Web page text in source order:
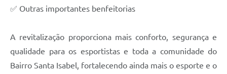
✅ Outras importantes benfeitorias
A revitalização proporciona mais conforto, segurança e
qualidade para os esportistas e toda a comunidade do
Bairro Santa Isabel, fortalecendo ainda mais o esporte e o